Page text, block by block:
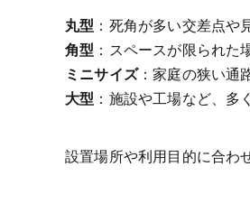
丸型 ：死角が多い交差点や
角型 ：スペースが限られた
ミニサイズ：家庭の狭い通
大型 ：施設や工場など、多
設置場所や利用目的に合わ